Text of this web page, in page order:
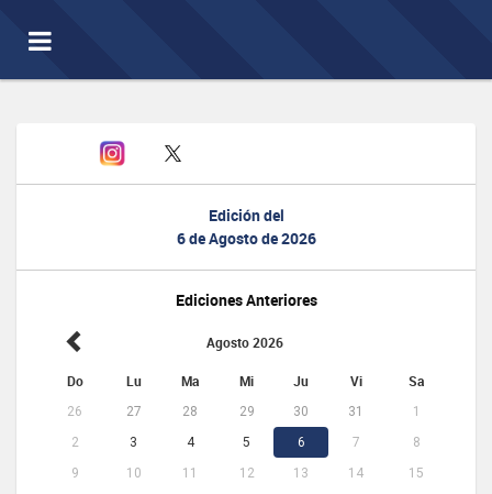
Toggle
navigation
Edición del
6 de Agosto de 2026
Ediciones Anteriores
Agosto 2026
Do Lu Ma Mi Ju Vi Sa
26 27 28 29 30 31
1
2
3 4 5 6 7
8
9
10 11 12 13 14
15